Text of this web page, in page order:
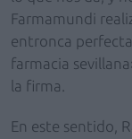
Farmamundi
entronca
farmacia
la firma.
En este sentido,